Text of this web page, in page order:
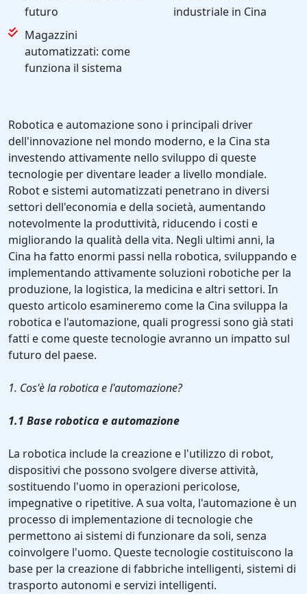
futuro
industriale in Cina
Magazzini
automatizzati: come
funziona il sistema
Robotica e automazione sono i principali driver
dell'innovazione nel mondo moderno, e la Cina sta
investendo attivamente nello sviluppo di queste
tecnologie per diventare leader a livello mondiale.
Robot e sistemi automatizzati penetrano in diversi
settori dell'economia e della società, aumentando
notevolmente la produttività, riducendo i costi e
migliorando la qualità della vita. Negli ultimi anni, la
Cina ha fatto enormi passi nella robotica, sviluppando e
implementando attivamente soluzioni robotiche per la
produzione, la logistica, la medicina e altri settori. In
questo articolo esamineremo come la Cina sviluppa la
robotica e l'automazione, quali progressi sono già stati
fatti e come queste tecnologie avranno un impatto sul
futuro del paese.
1. Cos'è la robotica e l'automazione?
1.1 Base robotica e automazione
La robotica include la creazione e l'utilizzo di robot,
dispositivi che possono svolgere diverse attività,
sostituendo l'uomo in operazioni pericolose,
impegnative o ripetitive. A sua volta, l'automazione è un
processo di implementazione di tecnologie che
permettono ai sistemi di funzionare da soli, senza
coinvolgere l'uomo. Queste tecnologie costituiscono la
base per la creazione di fabbriche intelligenti, sistemi di
trasporto autonomi e servizi intelligenti.